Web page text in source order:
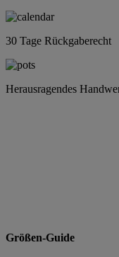
30 Tage Rückgaberecht
Herausragendes
Größen-Guide